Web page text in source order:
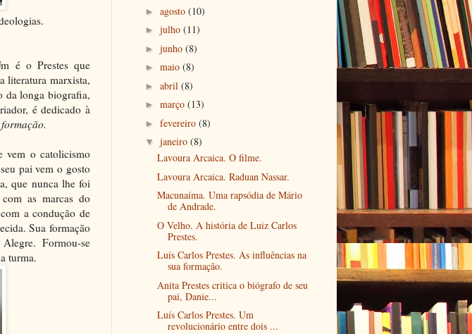
é o Prestes que
literatura marxista,
da longa biografia,
é dedicado à
vem o catolicismo
pai vem o gosto
que nunca lhe foi
as marcas do
a condução de
Sua formação
Formou-se
turma.
► agosto (10)
► julho (11)
► junho (8)
► maio (8)
► abril (8)
► março (13)
► fevereiro (8)
▼ janeiro (8)
Lavoura Arcaica. O filme.
Lavoura Arcaica. Raduan Nassar.
Macunaíma. Uma rapsódia de Mário
de Andrade.
O Velho. A história de Luiz Carlos
Prestes.
Luís Carlos Prestes. As influências na
sua formação.
Anita Prestes critica o biógrafo de seu
pai, Danie...
Luís Carlos Prestes. Um
revolucionário entre dois ...